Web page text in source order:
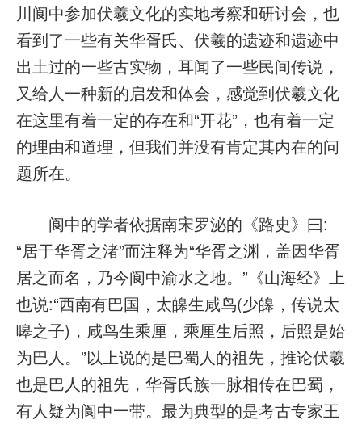
川阆中参加伏羲文化的实地考察和研讨会，也
看到了一些有关华胥氏、伏羲的遗迹和遗迹中
出土过的一些古实物，耳闻了一些民间传说，
又给人一种新的启发和体会，感觉到伏羲文化
在这里有着一定的存在和“开花”，也有着一定
的理由和道理，但我们并没有肯定其内在的问
题所在。
阆中的学者依据南宋罗泌的《路史》曰:
“居于华胥之渚”而注释为“华胥之渊，盖因华胥
居之而名，乃今阆中渝水之地。”《山海经》上
也说:“西南有巴国，太皞生咸鸟(少皞，传说太
嗥之子)，咸鸟生乘厘，乘厘生后照，后照是始
为巴人。”以上说的是巴蜀人的祖先，推论伏羲
也是巴人的祖先，华胥氏族一脉相传在巴蜀，
有人疑为阆中一带。最为典型的是考古专家王